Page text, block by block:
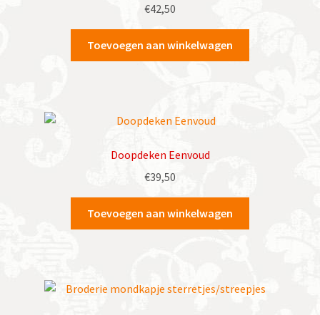
€42,50
Toevoegen aan winkelwagen
Doopdeken Eenvoud
€39,50
Toevoegen aan winkelwagen